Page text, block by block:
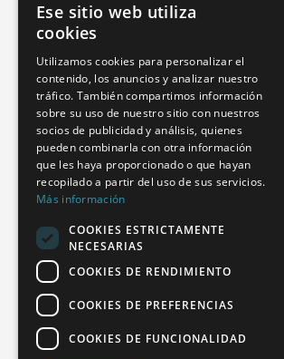
Servicio en línea WENZEL
¿Tiene alguna pregunta o desea
oferta?
Le llamaremos de nuevo o le visitaremos in
Las sucursales y representantes en más de
respaldan las ventas y garantizan el
SPANISH
POLISH
ENGLISH
ITALIAN
Ese sitio web utiliza
cookies
Utilizamos cookies para personalizar el
contenido, los anuncios y analizar nuestro
tráfico. También compartimos información
sobre su uso de nuestro sitio con nuestros
socios de publicidad y análisis, quienes
pueden combinarla con otra información
que les haya proporcionado o que hayan
recopilado a partir del uso de sus servicios.
Más información
COOKIES ESTRICTAMENTE
NECESARIAS
COOKIES DE RENDIMIENTO
COOKIES DE PREFERENCIAS
COOKIES DE FUNCIONALIDAD